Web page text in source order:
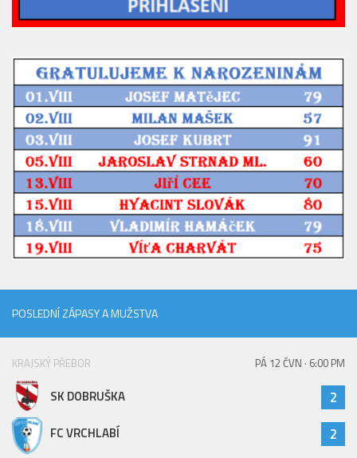
POSLEDNÍ ZÁPASY A MUŽSTVA
KRAJSKÝ PŘEBOR PÁ 12 ČVN · 6:00 PM
SK DOBRUŠKA 2
FC VRCHLABÍ 2